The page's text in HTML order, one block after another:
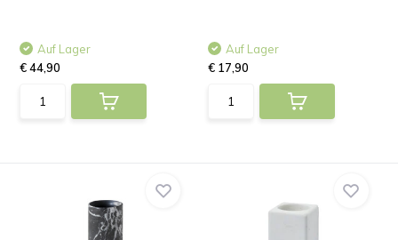
Auf Lager
€ 44,90
Auf Lager
€ 17,90